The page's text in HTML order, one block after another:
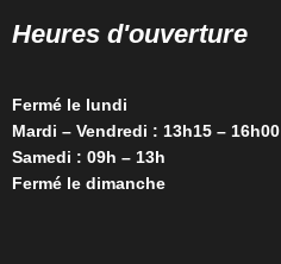
Heures d'ouverture
Fermé le lundi
Mardi – Vendredi : 13h15 – 16h00
Samedi : 09h – 13h
Fermé le dimanche